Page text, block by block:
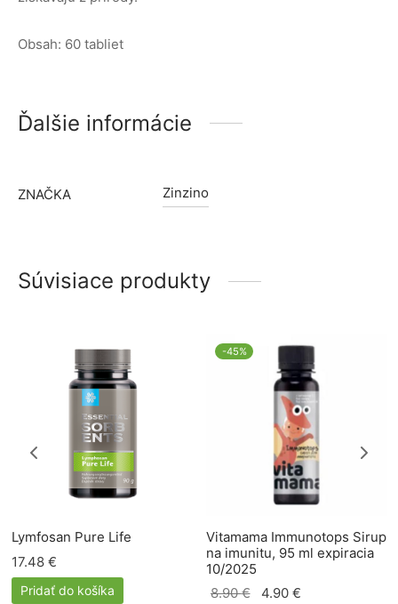
Obsah: 60 tabliet
Ďalšie informácie
ZNAČKA Zinzino
Súvisiace produkty
Lymfosan Pure Life
17.48 €
Pridať do košíka
-45%
Vitamama Immunotops Sirup
na imunitu, 95 ml expiracia
10/2025
8.90€
Pôvodná
4.90 €